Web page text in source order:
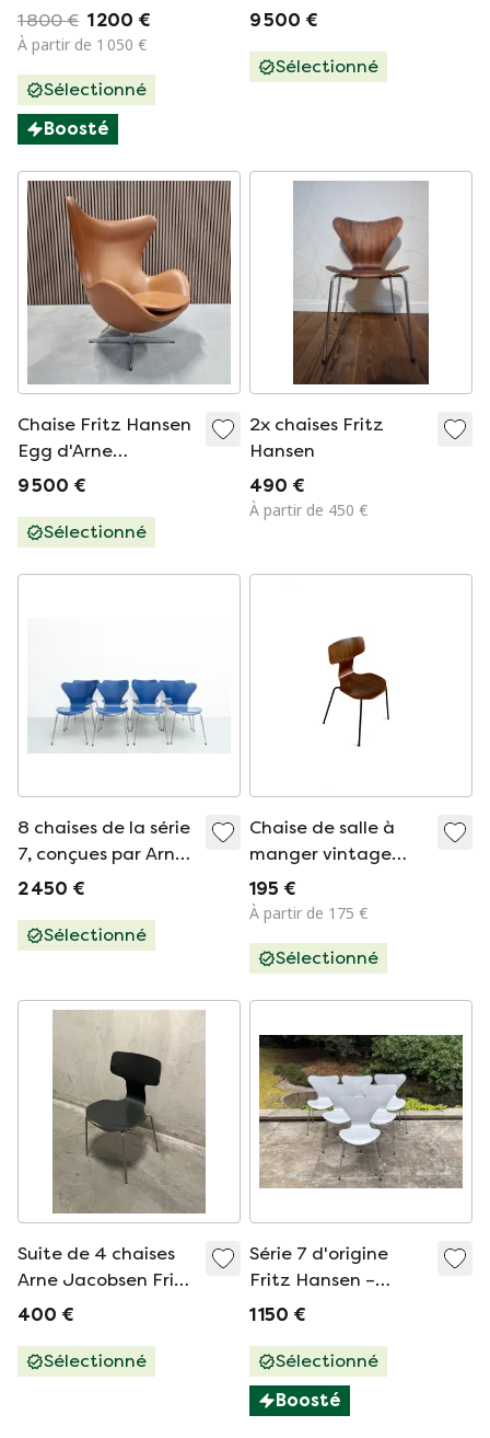
1 800 € 1 200 €
À partir de 1 050 €
Sélectionné
Boosté
9 500 €
Sélectionné
Chaise Fritz Hansen
Egg d'Arne
Jacobsen
9 500 €
Sélectionné
2x chaises Fritz
Hansen
490 €
À partir de 450 €
8 chaises de la série
7, conçues par Arne
Jacobsen pour Fritz
1950
2 450 €
Sélectionné
Chaise de salle à
manger vintage
modèle 3103 «
Hammer », Fritz
195 €
À partir de 175 €
Sélectionné
Suite de 4 chaises
Arne Jacobsen Fritz
Hansen 3103 1969
400 €
Sélectionné
Série 7 d'origine
Fritz Hansen –
ensemble de 5
couleur 140 Argent
1 150 €
Sélectionné
Boosté